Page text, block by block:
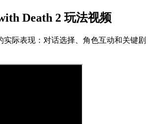
Death 2 玩法视频
实际表现：对话选择、角色互动和关键剧